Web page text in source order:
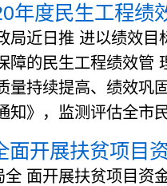
年度民生工程绩
局近日推 进以绩效目
障的民生工程绩效管
量持续提高、绩效巩
知》，监测评估全市
面开展扶贫项目
面开展扶贫项目资